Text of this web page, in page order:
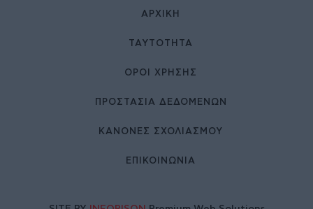
ΑΡΧΙΚΉ
ΤΑΥΤΌΤΗΤΑ
ΌΡΟΙ ΧΡΉΣΗΣ
ΠΡΟΣΤΑΣΙΑ ΔΕΔΟΜΕΝΩΝ
ΚΑΝΟΝΕΣ ΣΧΟΛΙΑΣΜΟΥ
ΕΠΙΚΟΙΝΩΝΊΑ